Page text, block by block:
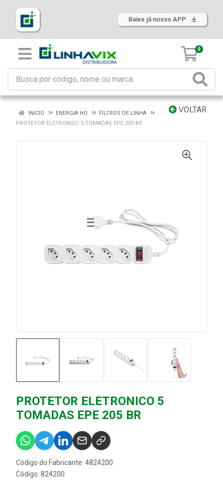
Baixe já nosso APP
0
VOLTAR
INÍCIO ENERGIA HO
FILTROS DE LINHA
PROTETOR ELETRONICO 5 TOMADAS EPE 205 BR
PROTETOR ELETRONICO 5
TOMADAS EPE 205 BR
Código do Fabricante: 4824200
Código: 824200